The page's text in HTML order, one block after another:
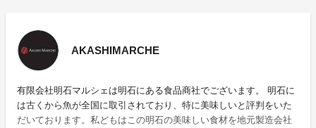
AKASHIMARCHE
有限会社明石マルシェは明石にある食品商社でございます。 明石に
は古くから魚が全国に取引されており、特に美味しいと評判をいた
だいております。私どもはこの明石の美味しい食材を地元製造会社